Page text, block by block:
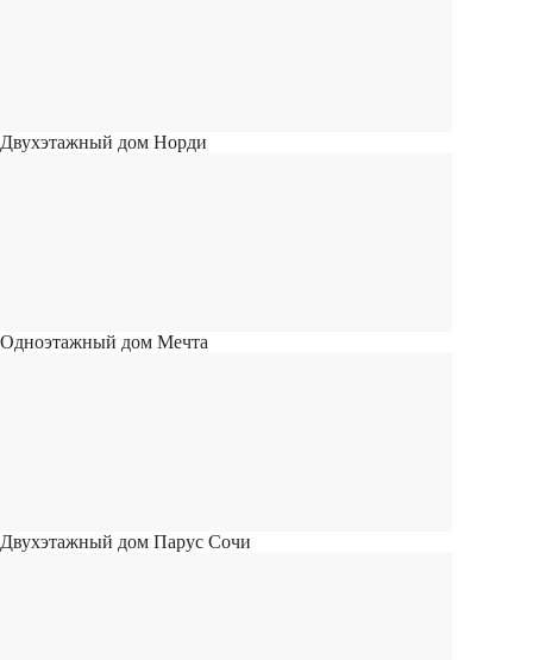
Двухэтажный дом Норди
Одноэтажный дом Мечта
Двухэтажный дом Парус Сочи